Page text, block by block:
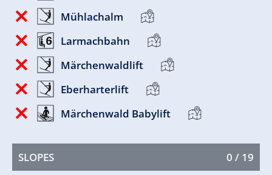
Mühlachalm
Larmachbahn
Märchenwaldlift
Eberharterlift
Märchenwald Babylift
SLOPES 0 / 19